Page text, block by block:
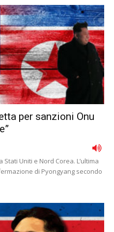
per sanzioni Onu
Uniti e Nord Corea. L’ultima
di Pyongyang secondo